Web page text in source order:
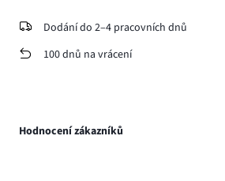
Dodání do 2–4 pracovních dnů
100 dnů na vrácení
Hodnocení zákazníků